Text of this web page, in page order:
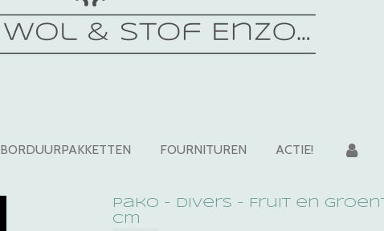
BORDUURPAKKETTEN FOURNITUREN ACTIE!
Pako - Divers - Fruit en
cm